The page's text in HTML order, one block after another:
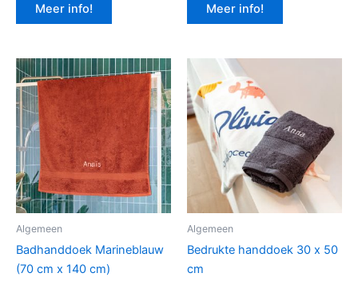
Meer info! Meer info!
Algemeen
Badhanddoek Marineblauw
(70 cm x 140 cm)
Algemeen
Bedrukte handdoek 30 x 50
cm